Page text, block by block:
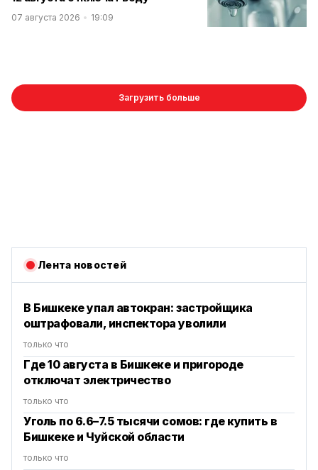
07 августа 2026 19:09
Загрузить больше
Лента новостей
В Бишкеке упал автокран: застройщика
оштрафовали, инспектора уволили
только что
Где 10 августа в Бишкеке и пригороде
отключат электричество
только что
Уголь по 6.6–7.5 тысячи сомов: где купить в
Бишкеке и Чуйской области
только что